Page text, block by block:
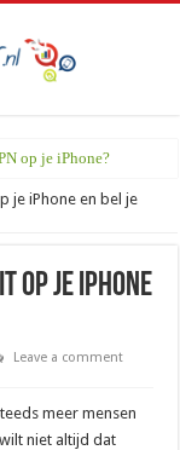
op je iPhone?
je iPhone en bel je
op je iPhone
Leave a comment
meer mensen
niet altijd dat